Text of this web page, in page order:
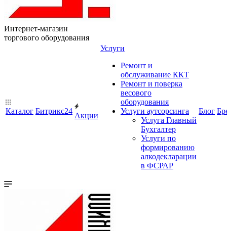
Интернет-магазин
торгового оборудования
Каталог Битрикс24
Акции
Услуги
Ремонт и
обслуживание ККТ
Ремонт и поверка
весового
оборудования
Услуги аутсорсинга
Услуга Главный
Бухгалтер
Услуги по
формированию
алкодекларации
в ФСРАР
Блог